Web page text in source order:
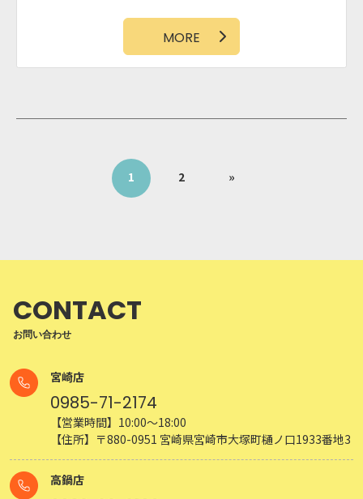
2
CONTACT
0985-71-2174
高鍋店
【営業時間】10:00～18:00
【住所】〒884-0002 宮崎県児湯郡高鍋町大字北高鍋1365
メールでのお問い合わせ
CONTACT